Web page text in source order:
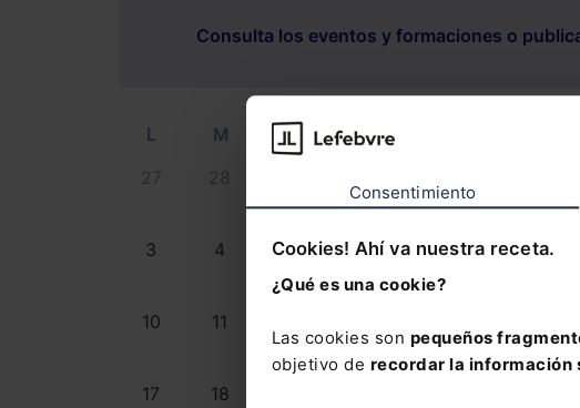
Consentimiento
Cookies! Ahí va nuestra receta.
¿Qué es una cookie?
Las cookies son pequeños
objetivo de recordar la información
Consulta los eventos y formaciones o
L M M J
27
28
3 4 5 6 7 8
10 11
17 18